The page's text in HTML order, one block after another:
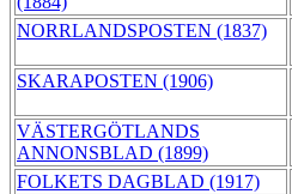
NORRLANDSPOSTEN (1837)
SKARAPOSTEN (1906)
VÄSTERGÖTLANDS
ANNONSBLAD (1899)
FOLKETS DAGBLAD (1917)